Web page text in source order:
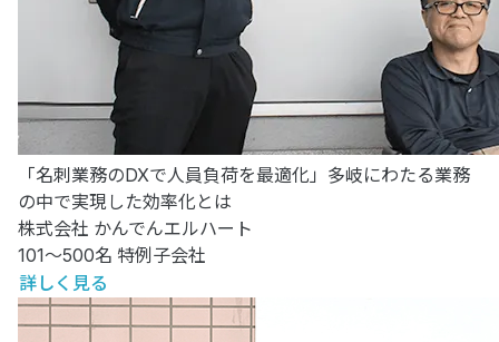
「名刺業務のDXで人員負荷を最適化」多岐にわたる業務
の中で実現した効率化とは
株式会社 かんでんエルハート
101～500名 特例子会社
詳しく見る